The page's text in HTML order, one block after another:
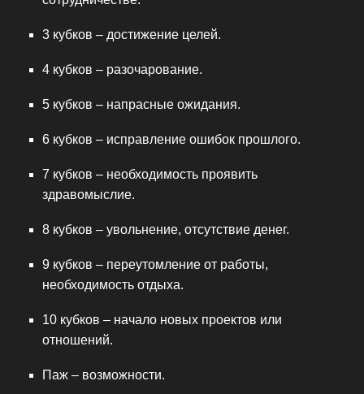
3 кубков – достижение целей.
4 кубков – разочарование.
5 кубков – напрасные ожидания.
6 кубков – исправление ошибок прошлого.
7 кубков – необходимость проявить
здравомыслие.
8 кубков – увольнение, отсутствие денег.
9 кубков – переутомление от работы,
необходимость отдыха.
10 кубков – начало новых проектов или
отношений.
Паж – возможности.